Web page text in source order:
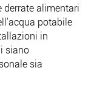
alimentari
potabile
in
siano
sia